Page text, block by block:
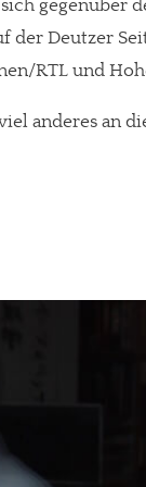
und
gegenüber
der Deutzer
RTL und
anderes an